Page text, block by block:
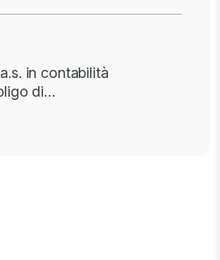
in contabilità
di…